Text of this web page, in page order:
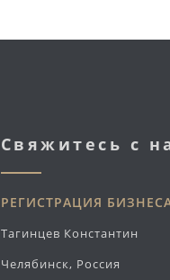
Свяжитесь с
РЕГИСТРАЦИЯ
Тагинцев Константин
Челябинск, Россия